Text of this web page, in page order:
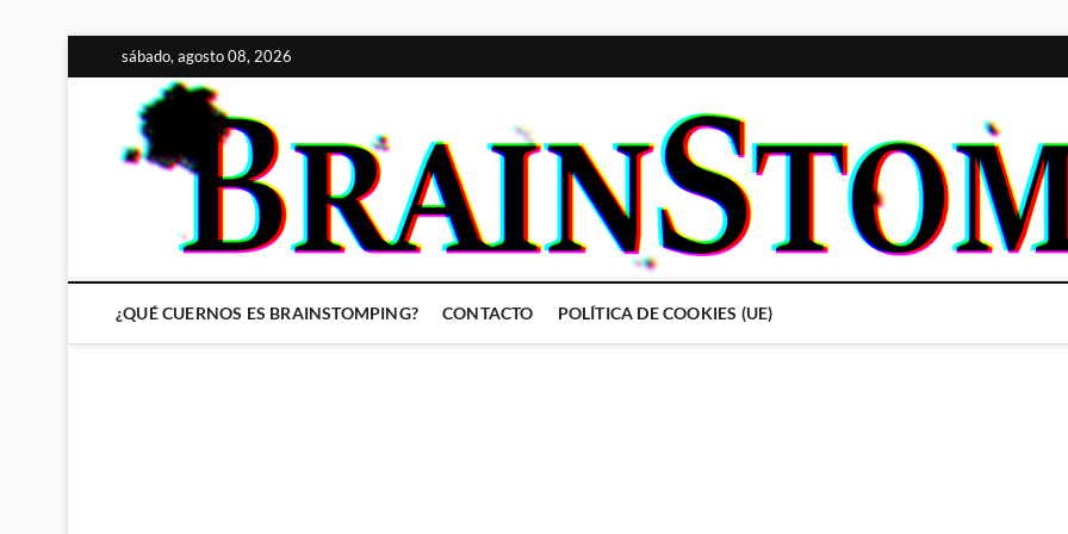
al
contenido
sábado, agosto 08, 2026
¿QUÉ CUERNOS ES BRAINSTOMPING? CONTACTO POLÍTICA DE COOKIES (UE)